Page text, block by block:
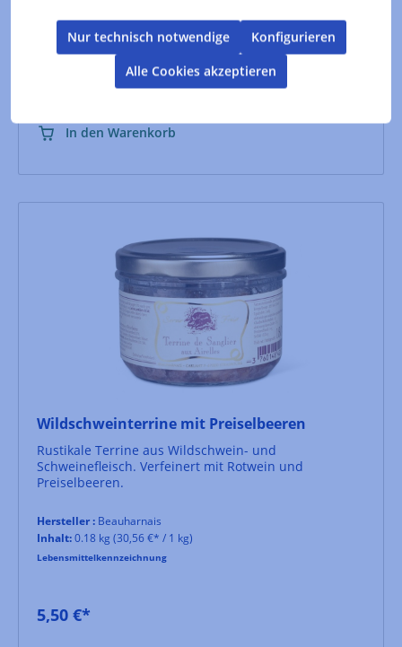
Lebensmittelkennzeichnung
In den Warenkorb
Wildschweinterrine mit Preiselbeeren
Rustikale Terrine aus Wildschwein- und
Schweinefleisch. Verfeinert mit Rotwein und
Preiselbeeren.
Hersteller : Beauharnais
Inhalt:0.18 kg (30,56 €* / 1 kg)
Lebensmittelkennzeichnung
5,50 €*
Nur technisch notwendige
Konfigurieren
Alle Cookies akzeptieren